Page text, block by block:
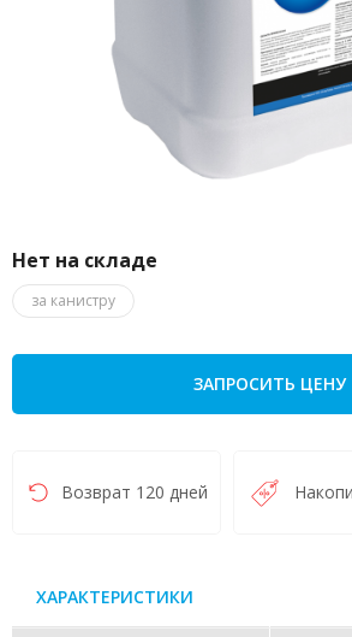
Нет на складе
за канистру
ЗАПРОСИТЬ ЦЕНУ
Возврат 120 дней
ХАРАКТЕРИСТИКИ